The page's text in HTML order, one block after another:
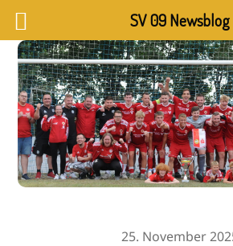
25. November
SV 09 Newsblog